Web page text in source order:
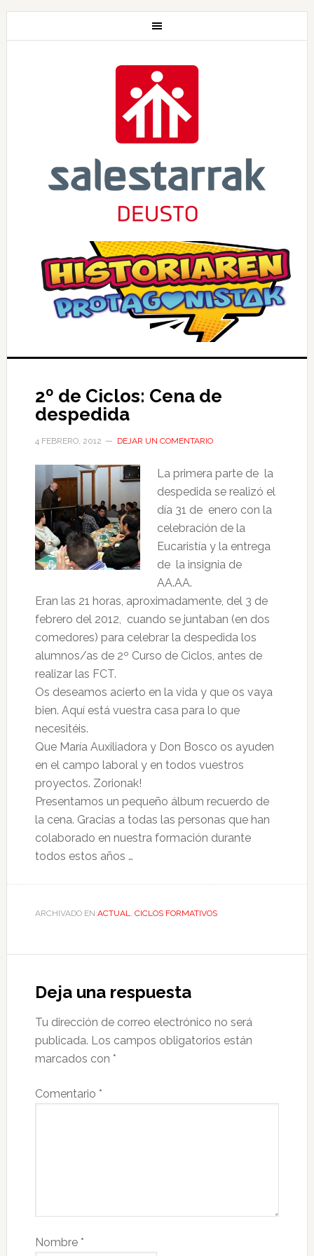
2º de Ciclos: Cena de
despedida
4 FEBRERO, 2012 DEJAR UN COMENTARIO
La primera parte de la
despedida se realizó el
día 31 de enero con la
celebración de la
Eucaristía y la entrega
de la insignia de
AA.AA.
Eran las 21 horas, aproximadamente, del 3 de
febrero del 2012, cuando se juntaban (en dos
comedores) para celebrar la despedida los
alumnos/as de 2º Curso de Ciclos, antes de
realizar las FCT.
Os deseamos acierto en la vida y que os vaya
bien. Aquí está vuestra casa para lo que
necesitéis.
Que María Auxiliadora y Don Bosco os ayuden
en el campo laboral y en todos vuestros
proyectos. Zorionak!
Presentamos un pequeño álbum recuerdo de
la cena. Gracias a todas las personas que han
colaborado en nuestra formación durante
todos estos años …
ARCHIVADO EN:ACTUAL CICLOS FORMATIVOS
Deja una respuesta
Tu dirección de correo electrónico no será
publicada. Los campos obligatorios están
marcados con *
Comentario *
Nombre *